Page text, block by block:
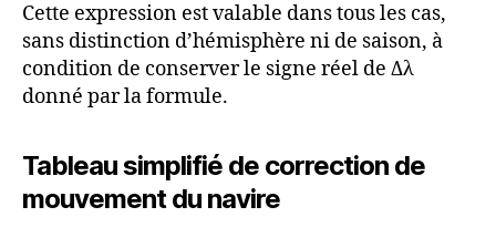
Cette expression est valable dans tous les cas,
sans distinction d’hémisphère ni de saison, à
condition de conserver le signe réel de Δλ
donné par la formule.
Tableau simplifié de correction de
mouvement du navire